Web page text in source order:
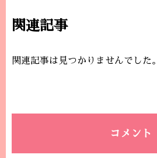
関連記事
関連記事は見つかりませんでした。
コメント